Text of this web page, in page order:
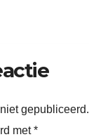
gepubliceerd.
met*